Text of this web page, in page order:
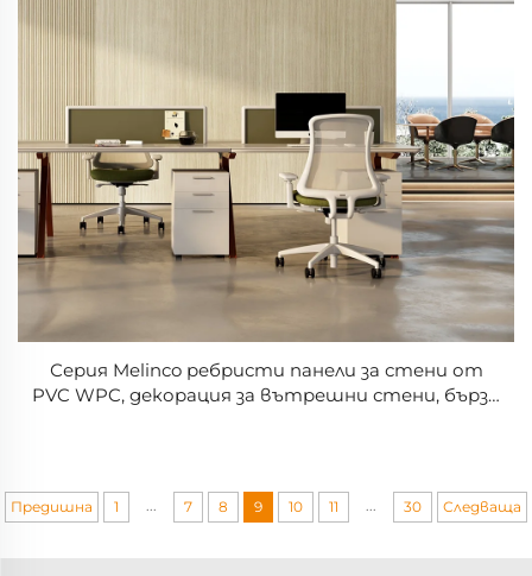
Серия Melinco ребристи панели за стени от
PVC WPC, декорация за вътрешни стени, бързо
Предишна 1 ... 7 8 9 10 11 ... 30 Следваща